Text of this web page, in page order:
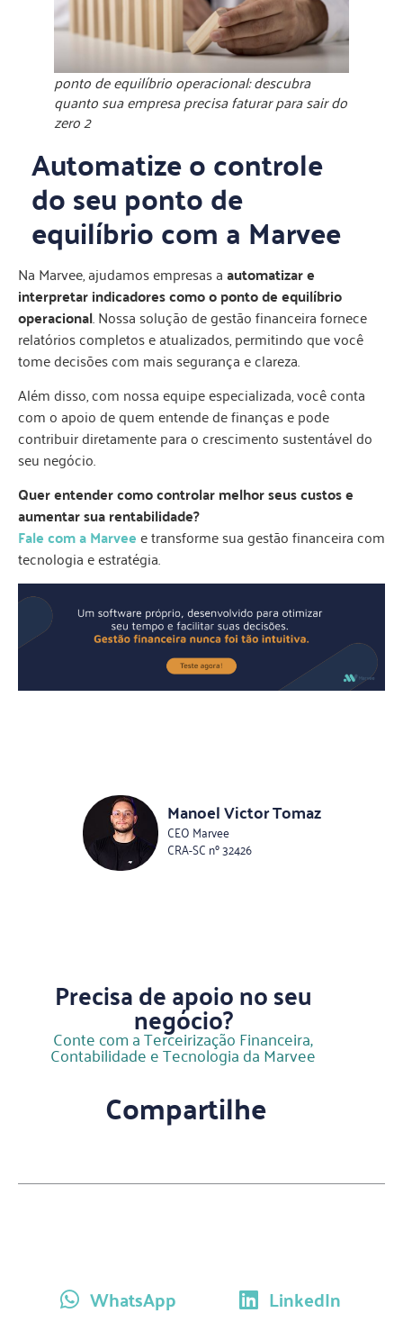
ponto de equilíbrio operacional: descubra
quanto sua empresa precisa faturar para sair do
zero 2
Automatize o controle
do seu ponto de
equilíbrio com a Marvee
Na Marvee, ajudamos empresas aautomatizar e
interpretar indicadores como o ponto de equilíbrio
operacional. Nossa solução de gestão financeira fornece
relatórios completos e atualizados, permitindo que você
tome decisões com mais segurança e clareza.
Além disso, com nossa equipe especializada, você conta
com o apoio de quem entende de finanças e pode
contribuir diretamente para o crescimento sustentável do
seu negócio.
Quer entender como controlar melhor seus custos e
aumentar sua rentabilidade?
Fale com a Marveee transforme sua gestão financeira com
tecnologia e estratégia.
Manoel Victor Tomaz
CEO Marvee
CRA-SC nº 32426
Precisa de apoio no seu
negócio?
Conte com a Terceirização Financeira,
Contabilidade e Tecnologia da Marvee
Compartilhe
WhatsApp
LinkedIn